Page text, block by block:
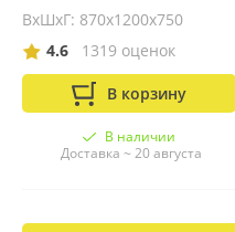
ВхШхГ: 870х1200х750
4.6
1319 оценок
В корзину
В наличии
Доставка ~ 20 августа